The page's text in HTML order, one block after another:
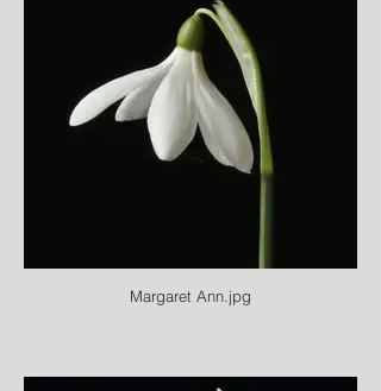
Margaret Ann.jpg